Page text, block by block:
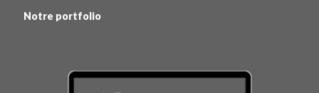
Notre portfolio